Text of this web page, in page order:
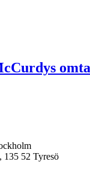
135 52 Tyresö